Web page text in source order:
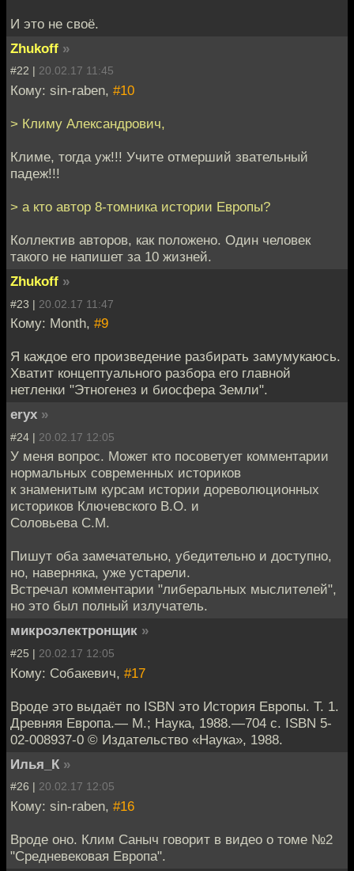
И это не своё.
Zhukoff »
#22 | 20.02.17 11:45
Кому: sin-raben, #10
> Климу Александрович,
Климе, тогда уж!!! Учите отмерший звательный
падеж!!!
> а кто автор 8-томника истории Европы?
Коллектив авторов, как положено. Один человек
такого не напишет за 10 жизней.
Zhukoff »
#23 | 20.02.17 11:47
Кому: Month, #9
Я каждое его произведение разбирать замумукаюсь.
Хватит концептуального разбора его главной
нетленки "Этногенез и биосфера Земли".
eryx »
#24 | 20.02.17 12:05
У меня вопрос. Может кто посоветует комментарии
нормальных современных историков
к знаменитым курсам истории дореволюционных
историков Ключевского В.О. и
Соловьева С.М.
Пишут оба замечательно, убедительно и доступно,
но, наверняка, уже устарели.
Встречал комментарии "либеральных мыслителей",
но это был полный излучатель.
микроэлектронщик »
#25 | 20.02.17 12:05
Кому: Собакевич, #17
Вроде это выдаёт по ISBN это История Европы. Т. 1.
Древняя Европа.— М.; Наука, 1988.—704 с. ISBN 5-
02-008937-0 © Издательство «Наука», 1988.
Илья_К »
#26 | 20.02.17 12:05
Кому: sin-raben, #16
Вроде оно. Клим Саныч говорит в видео о томе №2
"Средневековая Европа".